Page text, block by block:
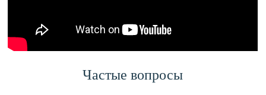
Частые вопросы